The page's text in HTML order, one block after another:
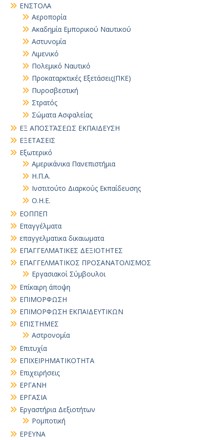
ΕΝΣΤΟΛΑ
Αεροπορία
Ακαδημία Εμπορικού Ναυτικού
Αστυνομία
Λιμενικό
Πολεμικό Ναυτικό
Προκαταρκτικές Εξετάσεις(ΠΚΕ)
Πυροσβεστική
Στρατός
Σώματα Ασφαλείας
ΕΞ ΑΠΟΣΤΆΣΕΩΣ ΕΚΠΑΙΔΕΥΣΗ
ΕΞΕΤΑΣΕΙΣ
Εξωτερικό
Αμερικάνικα Πανεπιστήμια
Η.Π.Α.
Ινστιτούτο Διαρκούς Εκπαίδευσης
Ο.Η.Ε.
ΕΟΠΠΕΠ
Επαγγέλματα
επαγγελματικα δικαιωματα
ΕΠΑΓΓΕΛΜΑΤΙΚΕΣ ΔΕΞΙΟΤΗΤΕΣ
ΕΠΑΓΓΕΛΜΑΤΙΚΟΣ ΠΡΟΣΑΝΑΤΟΛΙΣΜΟΣ
Εργασιακοί Σύμβουλοι
Επίκαιρη άποψη
ΕΠΙΜΟΡΦΩΣΗ
ΕΠΙΜΟΡΦΩΣΗ ΕΚΠΑΙΔΕΥΤΙΚΩΝ
ΕΠΙΣΤΗΜΕΣ
Αστρονομία
Επιτυχία
ΕΠΙΧΕΙΡΗΜΑΤΙΚΟΤΗΤΑ
Επιχειρήσεις
ΕΡΓΑΝΗ
ΕΡΓΑΣΙΑ
Εργαστήρια Δεξιοτήτων
Ρομποτική
ΕΡΕΥΝΑ